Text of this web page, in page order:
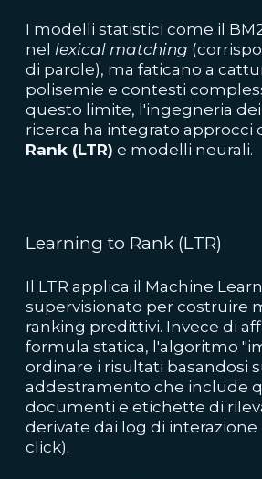
I modelli statistici come il
nel lexical matching
di parole), ma faticano a
polisemie e contesti
questo limite, l'ingegneria
ricerca ha integrato approcci
Rank (LTR) e modelli neurali.
Learning to Rank (LTR)
Il LTR applica il Machine
supervisionato per costruire
ranking predittivi. Invece di
formula statica, l'algoritmo
ordinare i risultati basandosi
addestramento che include
documenti e etichette di
derivate dai log di
click).